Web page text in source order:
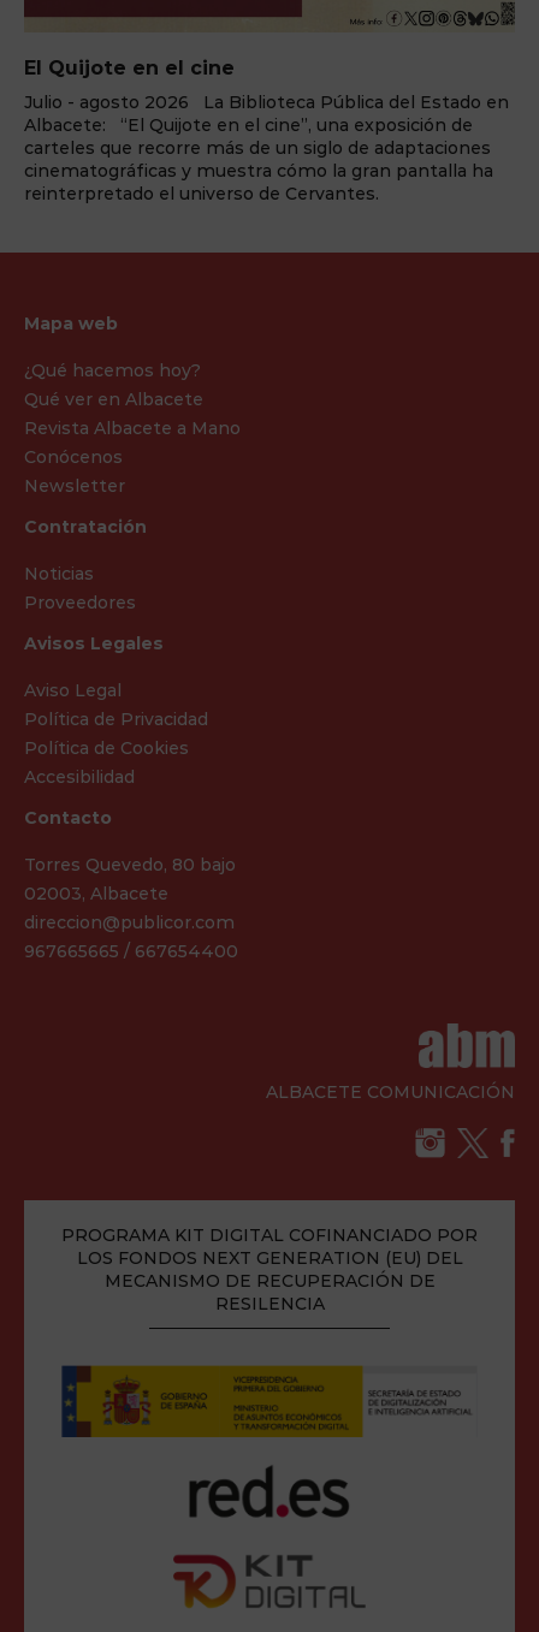
Pública del Estado en
cine”, una exposición de
un siglo de adaptaciones
cómo la gran pantalla ha
de Cervantes.
¿Preparado para el
llega a Benidorm Palace
Palace, enclavada en la
Blanca, vuelve a
redefinir la forma en la
Mapa web
¿Qué hacemos hoy?
Qué ver en Albacete
Revista Albacete a Mano
Conócenos
Newsletter
Contratación
Noticias
Proveedores
Avisos Legales
Aviso Legal
Política de Privacidad
Política de Cookies
Accesibilidad
Contacto
Torres Quevedo, 80 bajo
02003, Albacete
direccion@publicor.com
967665665 / 667654400
ALBACETE COMUNICACIÓN
PROGRAMA KIT DIGITAL COFINANCIADO POR
LOS FONDOS NEXT GENERATION (EU) DEL
MECANISMO DE RECUPERACIÓN DE
RESILENCIA